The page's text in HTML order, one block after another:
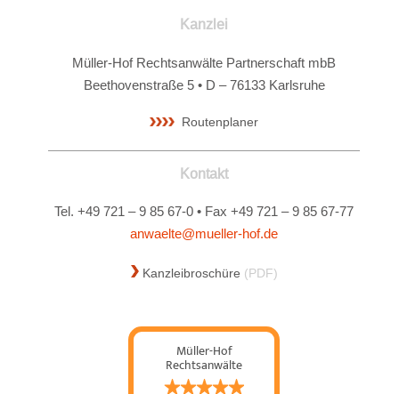
Kanzlei
Müller-Hof Rechtsanwälte Partnerschaft mbB
Beethovenstraße 5 • D – 76133 Karlsruhe
Routenplaner
Kontakt
Tel. +49 721 – 9 85 67-0 • Fax +49 721 – 9 85 67-77
anwaelte@mueller-hof.de
Kanzleibroschüre (PDF)
Müller-Hof
Rechtsanwälte
Partnerschaft mbB